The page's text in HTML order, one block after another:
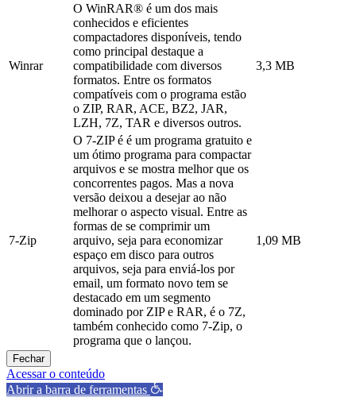
Winrar
O WinRAR® é um dos mais
conhecidos e eficientes
compactadores disponíveis, tendo
como principal destaque a
compatibilidade com diversos
formatos. Entre os formatos
compatíveis com o programa estão
o ZIP, RAR, ACE, BZ2, JAR,
LZH, 7Z, TAR e diversos outros.
3,3 MB
7-Zip
O 7-ZIP é é um programa gratuito e
um ótimo programa para compactar
arquivos e se mostra melhor que os
concorrentes pagos. Mas a nova
versão deixou a desejar ao não
melhorar o aspecto visual. Entre as
formas de se comprimir um
arquivo, seja para economizar
espaço em disco para outros
arquivos, seja para enviá-los por
email, um formato novo tem se
destacado em um segmento
dominado por ZIP e RAR, é o 7Z,
também conhecido como 7-Zip, o
programa que o lançou.
1,09 MB
Fechar
Acessar o conteúdo
Abrir a barra de ferramentas